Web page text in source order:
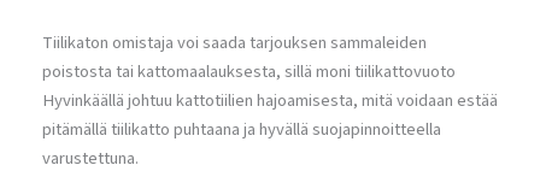
Tiilikaton omistaja voi saada tarjouksen sammaleiden
poistosta tai kattomaalauksesta, sillä moni tiilikattovuoto
Hyvinkäällä johtuu kattotiilien hajoamisesta, mitä voidaan estää
pitämällä tiilikatto puhtaana ja hyvällä suojapinnoitteella
varustettuna.